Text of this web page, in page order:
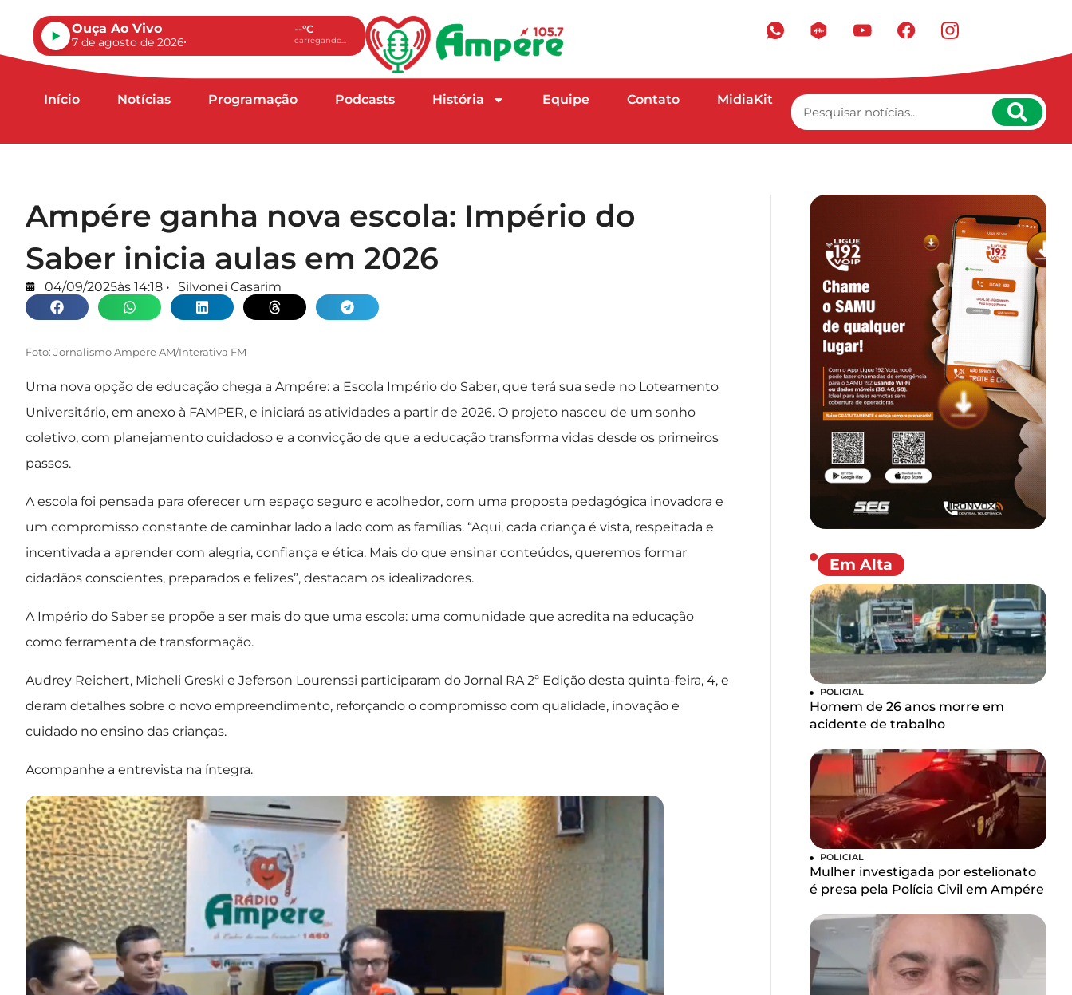
Ouça Ao Vivo
7 de agosto de 2026
--°C
carregando...
Início Notícias Programação Podcasts História Equipe Contato MidiaKit
Ampére ganha nova escola: Império do
Saber inicia aulas em 2026
04/09/2025às 14:18 • Silvonei Casarim
Foto: Jornalismo Ampére AM/Interativa FM
Uma nova opção de educação chega a Ampére: a Escola Império do Saber, que terá sua sede no Loteamento
Universitário, em anexo à FAMPER, e iniciará as atividades a partir de 2026. O projeto nasceu de um sonho
coletivo, com planejamento cuidadoso e a convicção de que a educação transforma vidas desde os primeiros
passos.
A escola foi pensada para oferecer um espaço seguro e acolhedor, com uma proposta pedagógica inovadora e
um compromisso constante de caminhar lado a lado com as famílias. “Aqui, cada criança é vista, respeitada e
incentivada a aprender com alegria, confiança e ética. Mais do que ensinar conteúdos, queremos formar
cidadãos conscientes, preparados e felizes”, destacam os idealizadores.
A Império do Saber se propõe a ser mais do que uma escola: uma comunidade que acredita na educação
como ferramenta de transformação.
Audrey Reichert, Micheli Greski e Jeferson Lourenssi participaram do Jornal RA 2ª Edição desta quinta-feira, 4, e
deram detalhes sobre o novo empreendimento, reforçando o compromisso com qualidade, inovação e
cuidado no ensino das crianças.
Acompanhe a entrevista na íntegra.
Em Alta
POLICIAL
Homem de 26 anos morre em
acidente de trabalho
POLICIAL
Mulher investigada por estelionato
é presa pela Polícia Civil em Ampére